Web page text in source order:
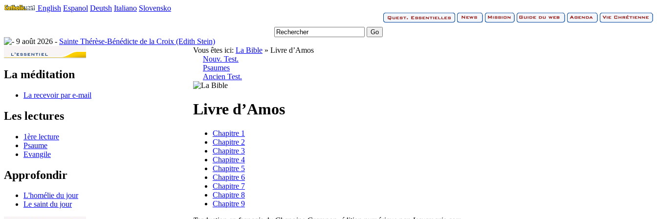
English Espanol Deutsh Italiano Slovensko
9 août 2026 - Sainte Thérèse-Bénédicte de la Croix (Edith Stein)
La méditation
La recevoir par e-mail
Les lectures
1ère lecture
Psaume
Evangile
Approfondir
L'homélie du jour
Le saint du jour
Vous êtes ici: La Bible » Livre d’Amos
Nouv. Test.
Psaumes
Ancien Test.
Livre d’Amos
Chapitre 1
Chapitre 2
Chapitre 3
Chapitre 4
Chapitre 5
Chapitre 6
Chapitre 7
Chapitre 8
Chapitre 9